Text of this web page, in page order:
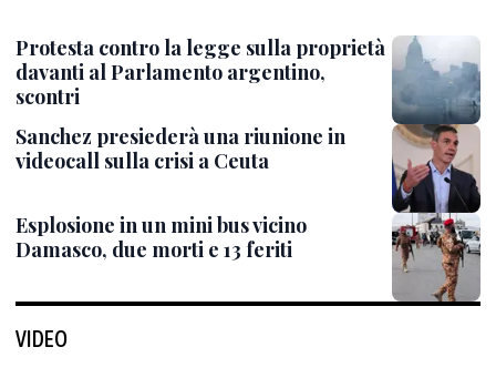
Protesta contro la legge sulla proprietà
davanti al Parlamento argentino,
scontri
Sanchez presiederà una riunione in
videocall sulla crisi a Ceuta
Esplosione in un mini bus vicino
Damasco, due morti e 13 feriti
VIDEO